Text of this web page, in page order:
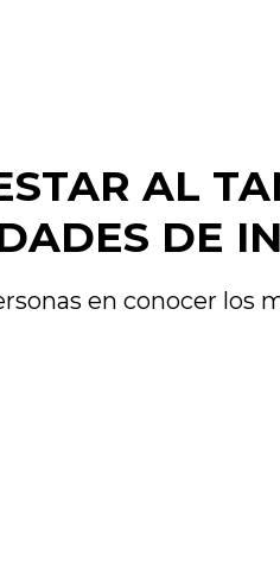
AL
DE
en conocer los